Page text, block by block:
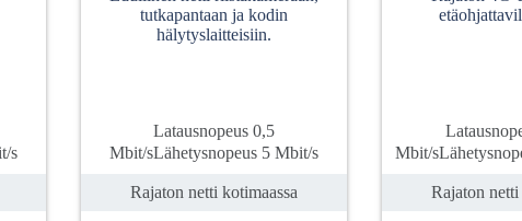
s
tutkapantaan ja kodin
hälytyslaitteisiin.
Latausnopeus 0,5
Mbit/sLähetysnopeus 5 Mbit/s
Rajaton netti kotimaassa
Mbit/
Rajaton netti